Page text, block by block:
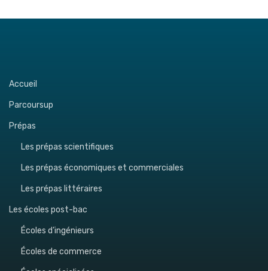
Accueil
Parcoursup
Prépas
Les prépas scientifiques
Les prépas économiques et commerciales
Les prépas littéraires
Les écoles post-bac
Écoles d’ingénieurs
Écoles de commerce